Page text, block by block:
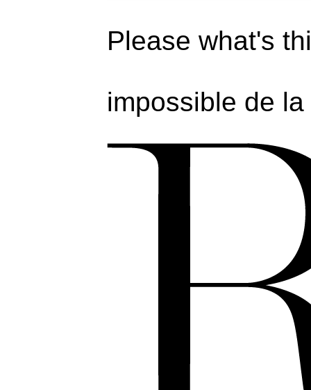
Please what's
impossible de